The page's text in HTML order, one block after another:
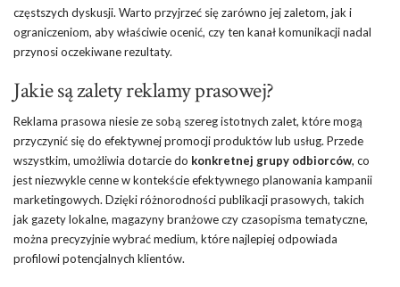
częstszych dyskusji. Warto przyjrzeć się zarówno jej zaletom, jak i
ograniczeniom, aby właściwie ocenić, czy ten kanał komunikacji nadal
przynosi oczekiwane rezultaty.
Jakie są zalety reklamy prasowej?
Reklama prasowa niesie ze sobą szereg istotnych zalet, które mogą
przyczynić się do efektywnej promocji produktów lub usług. Przede
wszystkim, umożliwia dotarcie do konkretnej grupy odbiorców, co
jest niezwykle cenne w kontekście efektywnego planowania kampanii
marketingowych. Dzięki różnorodności publikacji prasowych, takich
jak gazety lokalne, magazyny branżowe czy czasopisma tematyczne,
można precyzyjnie wybrać medium, które najlepiej odpowiada
profilowi potencjalnych klientów.